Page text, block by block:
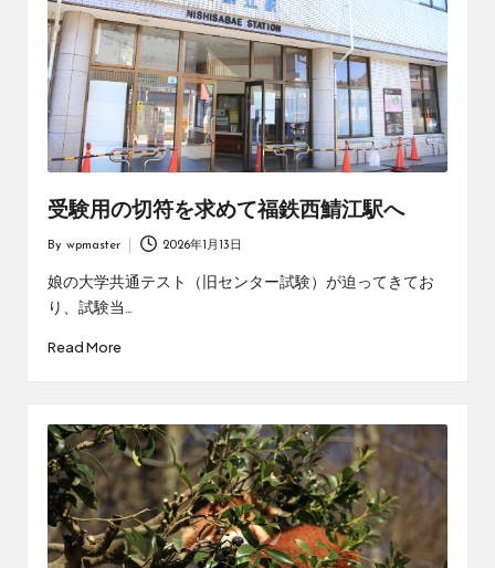
受験用の切符を求めて福鉄西鯖江駅へ
Posted
by
By wpmaster 2026年1月13日
娘の大学共通テスト（旧センター試験）が迫ってきてお
り、試験当…
Read More